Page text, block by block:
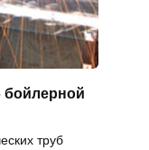
бойлерной
труб